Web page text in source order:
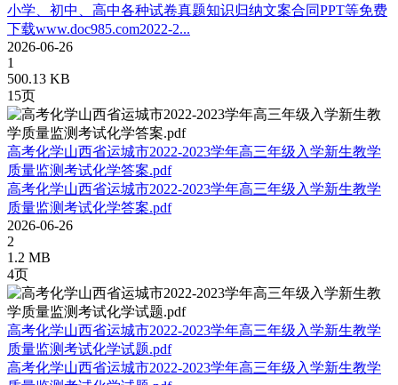
小学、初中、高中各种试卷真题知识归纳文案合同PPT等免费
下载www.doc985.com2022-2...
2026-06-26
1
500.13 KB
15页
高考化学山西省运城市2022-2023学年高三年级入学新生教学
质量监测考试化学答案.pdf
高考化学山西省运城市2022-2023学年高三年级入学新生教学
质量监测考试化学答案.pdf
2026-06-26
2
1.2 MB
4页
高考化学山西省运城市2022-2023学年高三年级入学新生教学
质量监测考试化学试题.pdf
高考化学山西省运城市2022-2023学年高三年级入学新生教学